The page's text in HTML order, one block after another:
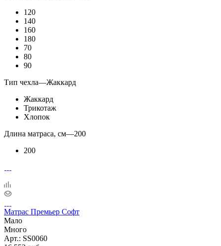
120
140
160
180
70
80
90
Тип чехла—Жаккард
Жаккард
Трикотаж
Хлопок
Длина матраса, см—200
200
Матрас Премьер Софт
Мало
Много
Арт.: SS0060